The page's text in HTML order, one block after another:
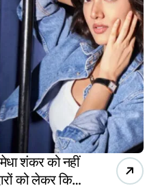
शंकर को नहीं
को लेकर किया